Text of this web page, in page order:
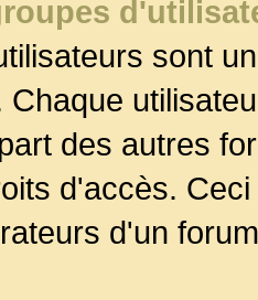
sont
Chaque
des autres
d'accès.
d'un